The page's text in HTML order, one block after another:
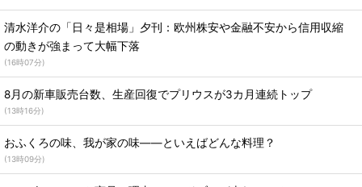
清水洋介の「日々是相場」夕刊：欧州株安や金融不安から信用収縮
の動きが強まって大幅下落
(16時07分)
8月の新車販売台数、生産回復でプリウスが3カ月連続トップ
(13時16分)
おふくろの味、我が家の味――といえばどんな料理？
(13時09分)